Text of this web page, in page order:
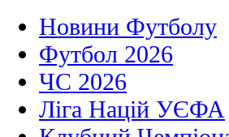
Новини Футболу
Футбол 2026
ЧС 2026
Ліга Націй УЄФА